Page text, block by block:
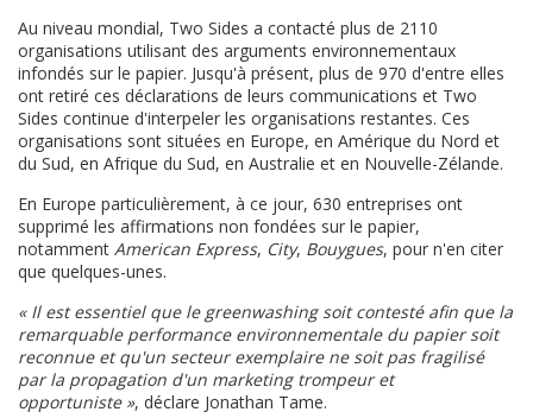
Au niveau mondial, Two Sides a contacté plus de 2110
organisations utilisant des arguments environnementaux
infondés sur le papier. Jusqu'à présent, plus de 970 d'entre elles
ont retiré ces déclarations de leurs communications et Two
Sides continue d'interpeler les organisations restantes. Ces
organisations sont situées en Europe, en Amérique du Nord et
du Sud, en Afrique du Sud, en Australie et en Nouvelle-Zélande.
En Europe particulièrement, à ce jour, 630 entreprises ont
supprimé les affirmations non fondées sur le papier,
notamment American Express, City, Bouygues, pour n'en citer
que quelques-unes.
« Il est essentiel que le greenwashing soit contesté afin que la
remarquable performance environnementale du papier soit
reconnue et qu'un secteur exemplaire ne soit pas fragilisé
par la propagation d'un marketing trompeur et
opportuniste », déclare Jonathan Tame.